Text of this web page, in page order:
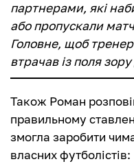
партнерами, які
або пропускали
Головне, щоб
втрачав із поля
Також Роман
правильному
змогла заробити
власних футболістів: